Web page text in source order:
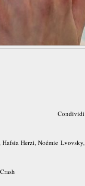
Condividi
Herzi, Noémie Lvovsky,